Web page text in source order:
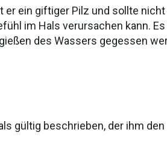
ein giftiger Pilz und sollte
im Hals verursachen kann.
des Wassers gegessen
gültig beschrieben, der ihm